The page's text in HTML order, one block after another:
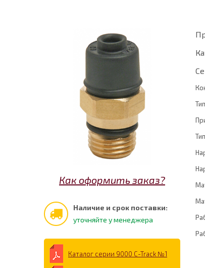
Как оформить заказ?
Наличие и срок поставки:
уточняйте у менеджера
Каталог серии 9000 C-Track №1